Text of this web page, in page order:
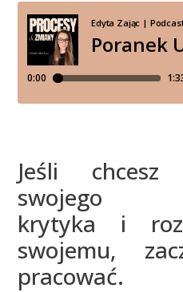
Jeśli chcesz
swojego
krytyka i
swojemu,
pracować.